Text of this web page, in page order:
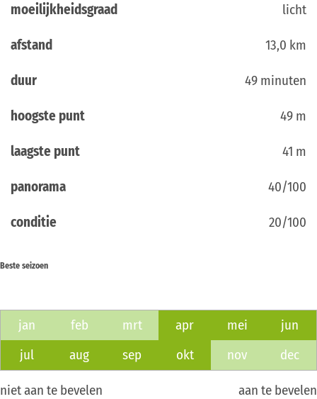
moeilijkheidsgraad licht
afstand 13,0 km
duur 49 minuten
hoogste punt 49 m
laagste punt 41 m
panorama 40/100
conditie 20/100
Beste seizoen
jan feb mrt apr mei
jun
jul
aug sep okt nov dec
niet aan te bevelen aan te bevelen